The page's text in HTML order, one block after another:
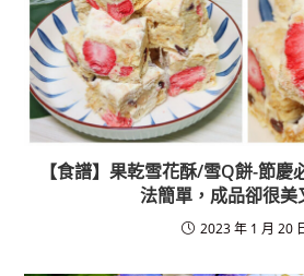
【食譜】果乾雪花酥/雪Q餅-節
法簡單，成品卻很美
2023 年 1 月 20